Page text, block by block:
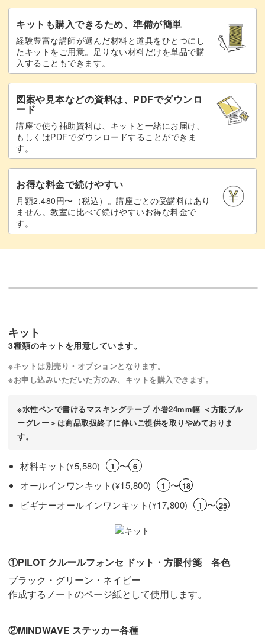
キットも購入できるため、準備が簡単
経験豊富な講師が選んだ材料と道具をひとつにし
たキットをご用意。足りない材料だけを単品で購
入することもできます。
図案や見本などの資料は、PDFでダウンロ
ード
講座で使う補助資料は、キットと一緒にお届け、
もしくはPDFでダウンロードすることができま
す。
お得な料金で続けやすい
月額2,480円〜（税込）。講座ごとの受講料はあり
ません。教室に比べて続けやすいお得な料金で
す。
キット
3種類のキットを用意しています。
※キットは別売り・オプションとなります。
※お申し込みいただいた方のみ、キットを購入できます。
※水性ペンで書けるマスキングテープ 小巻24mm幅 ＜方眼ブル
ーグレー＞は商品取扱終了に伴いご提供を取りやめておりま
す。
材料キット(¥5,580) 1 〜 6
オールインワンキット(¥15,800) 1 〜 18
ビギナーオールインワンキット(¥17,800) 1 〜 25
①PILOT クルールフォンセ ドット・方眼付箋 各色
ブラック・グリーン・ネイビー
作成するノートのページ紙として使用します。
②MINDWAVE ステッカー各種